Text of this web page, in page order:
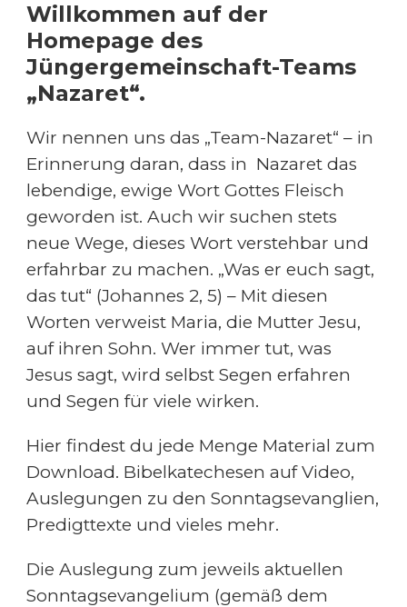
Willkommen auf der
Homepage des
Jüngergemeinschaft-Teams
„Nazaret“.
Wir nennen uns das „Team-Nazaret“ – in
Erinnerung daran, dass in Nazaret das
lebendige, ewige Wort Gottes Fleisch
geworden ist. Auch wir suchen stets
neue Wege, dieses Wort verstehbar und
erfahrbar zu machen. „Was er euch sagt,
das tut“ (Johannes 2, 5) – Mit diesen
Worten verweist Maria, die Mutter Jesu,
auf ihren Sohn. Wer immer tut, was
Jesus sagt, wird selbst Segen erfahren
und Segen für viele wirken.
Hier findest du jede Menge Material zum
Download. Bibelkatechesen auf Video,
Auslegungen zu den Sonntagsevanglien,
Predigttexte und vieles mehr.
Die Auslegung zum jeweils aktuellen
Sonntagsevangelium (gemäß dem